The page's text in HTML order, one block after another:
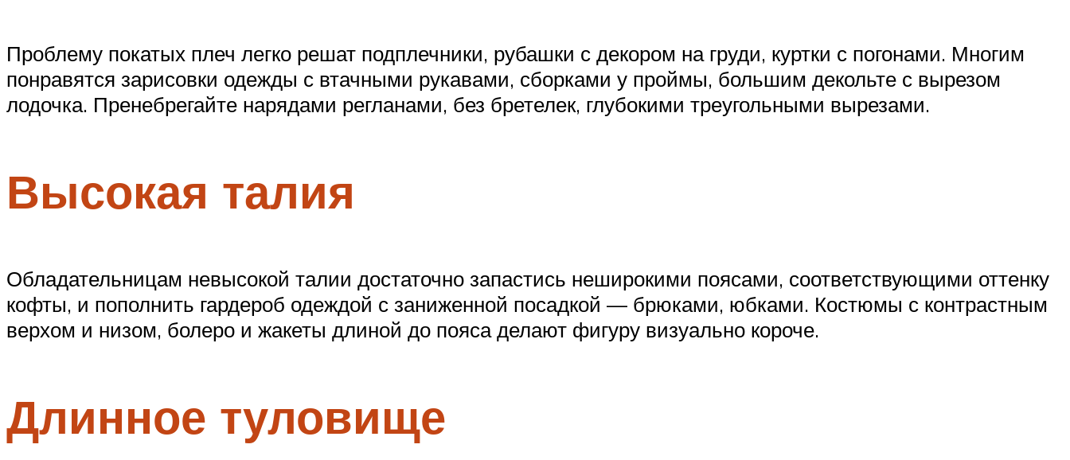
Проблему покатых плеч легко решат подплечники, рубашки с декором на груди, куртки с погонами. Многим
понравятся зарисовки одежды с втачными рукавами, сборками у проймы, большим декольте с вырезом
лодочка. Пренебрегайте нарядами регланами, без бретелек, глубокими треугольными вырезами.
Высокая талия
Обладательницам невысокой талии достаточно запастись неширокими поясами, соответствующими оттенку
кофты, и пополнить гардероб одеждой с заниженной посадкой — брюками, юбками. Костюмы с контрастным
верхом и низом, болеро и жакеты длиной до пояса делают фигуру визуально короче.
Длинное туловище